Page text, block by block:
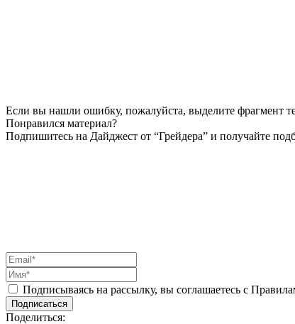
Если вы нашли ошибку, пожалуйста, выделите фрагмент
Понравился материал?
Подпишитесь на Дайджест от “Грейдера” и получайте
Подписываясь на рассылку, вы соглашаетесь с
Подписаться
Поделиться: